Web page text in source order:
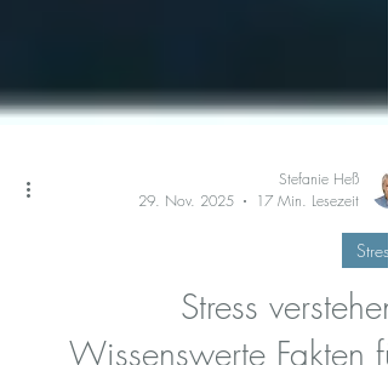
Stefanie Heß
17 Min. Lesezeit
Stress